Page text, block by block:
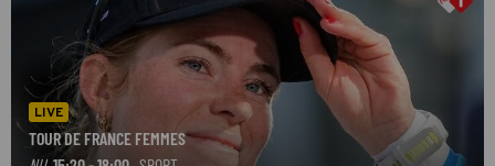
LIVE
TOUR DE FRANCE FEMMES